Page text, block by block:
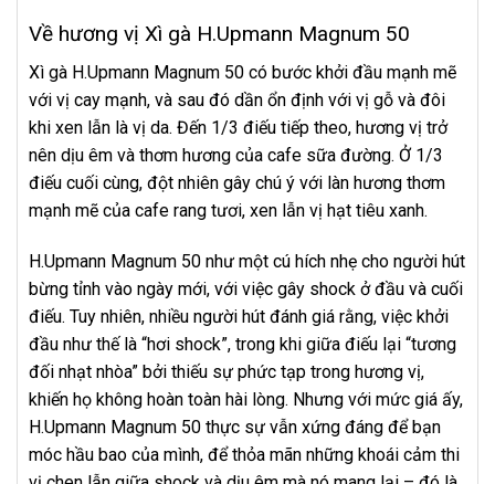
Về hương vị Xì gà H.Upmann Magnum 50
Xì gà H.Upmann Magnum 50 có bước khởi đầu mạnh mẽ
với vị cay mạnh, và sau đó dần ổn định với vị gỗ và đôi
khi xen lẫn là vị da. Đến 1/3 điếu tiếp theo, hương vị trở
nên dịu êm và thơm hương của cafe sữa đường. Ở 1/3
điếu cuối cùng, đột nhiên gây chú ý với làn hương thơm
mạnh mẽ của cafe rang tươi, xen lẫn vị hạt tiêu xanh.
H.Upmann Magnum 50 như một cú hích nhẹ cho người hút
bừng tỉnh vào ngày mới, với việc gây shock ở đầu và cuối
điếu. Tuy nhiên, nhiều người hút đánh giá rằng, việc khởi
đầu như thế là “hơi shock”, trong khi giữa điếu lại “tương
đối nhạt nhòa” bởi thiếu sự phức tạp trong hương vị,
khiến họ không hoàn toàn hài lòng. Nhưng với mức giá ấy,
H.Upmann Magnum 50 thực sự vẫn xứng đáng để bạn
móc hầu bao của mình, để thỏa mãn những khoái cảm thi